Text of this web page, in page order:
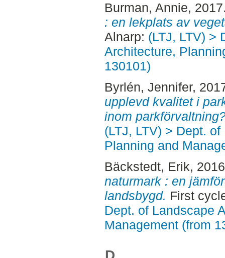
Burman, Annie,
: en lekplats av
Alnarp: (LTJ, LTV) >
Architecture,
130101)
Byrlén, Jennifer,
upplevd kvalitet i
inom
(LTJ, LTV) > Dept.
Planning and
Bäckstedt, Erik,
naturmark : en
landsbygd. First
Dept. of Landscape
Management (from